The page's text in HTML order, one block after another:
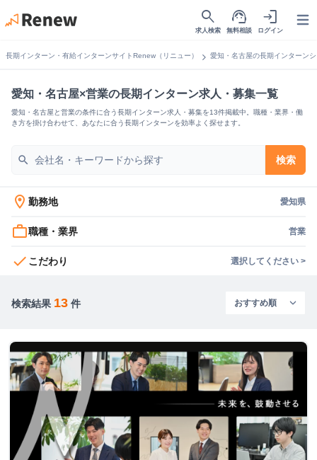
search
求人検索
support_agent
無料相談
login
ログイン
長期インターン・有給インターンサイトRenew（リニュー） chevron_right 愛知・名古屋の長期インターン
愛知・名古屋×営業の長期インターン求人・募集一覧
愛知・名古屋と営業の条件に合う長期インターン求人・募集を13件掲載中。職種・業界・働
き方を掛け合わせて、あなたに合う長期インターンを効率よく探せます。
search 検索
location_on 勤務地 愛知県
work_outline職種・業界 営業
check こだわり 選択してください >
検索結果 13 件